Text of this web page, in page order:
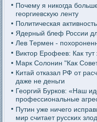
Почему я никогда
георгиевскую ленту
Политическая
Ядерный блеф России
Лев Термен -
Виктор Ерофеев: Как
Марк Солонин "Как
Китай отказал РФ от
даже не деньги
Георгий Бурков: «Наш
профессиональные
Путин уже ничего
мир считает русских